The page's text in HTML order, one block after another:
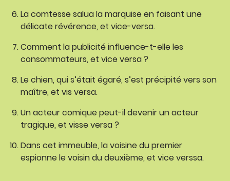
La comtesse salua la marquise en faisant une
délicate révérence, et vice-versa.
Comment la publicité influence-t-elle les
consommateurs, et vice versa ?
Le chien, qui s’était égaré, s’est précipité vers son
maître, et vis versa.
Un acteur comique peut-il devenir un acteur
tragique, et visse versa ?
Dans cet immeuble, la voisine du premier
espionne le voisin du deuxième, et vice verssa.